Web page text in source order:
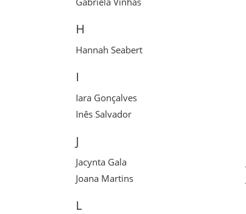
H
Hannah Seabert
I
Iara Gonçalves
Inês Salvador
J
Jacynta Gala
Joana Martins
L